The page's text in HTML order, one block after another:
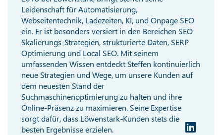
Leidenschaft für Automatisierung,
Webseitentechnik, Ladezeiten, KI, und Onpage SEO
ein. Er ist besonders versiert in den Bereichen SEO
Skalierungs-Strategien, strukturierte Daten, SERP
Optimierung und Local SEO. Mit seinem
umfassenden Wissen entdeckt Steffen kontinuierlich
neue Strategien und Wege, um unsere Kunden auf
dem neuesten Stand der
Suchmaschinenoptimierung zu halten und ihre
Online-Präsenz zu maximieren. Seine Expertise
sorgt dafür, dass Löwenstark-Kunden stets die
besten Ergebnisse erzielen.